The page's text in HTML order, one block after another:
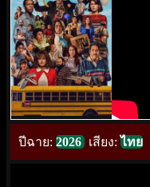
ปีฉาย: 2026 เสียง:ไทย